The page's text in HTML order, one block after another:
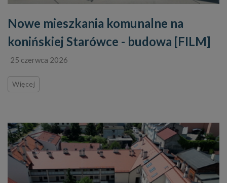
Nowe mieszkania komunalne na
konińskiej Starówce - budowa [FILM]
25 czerwca 2026
Więcej